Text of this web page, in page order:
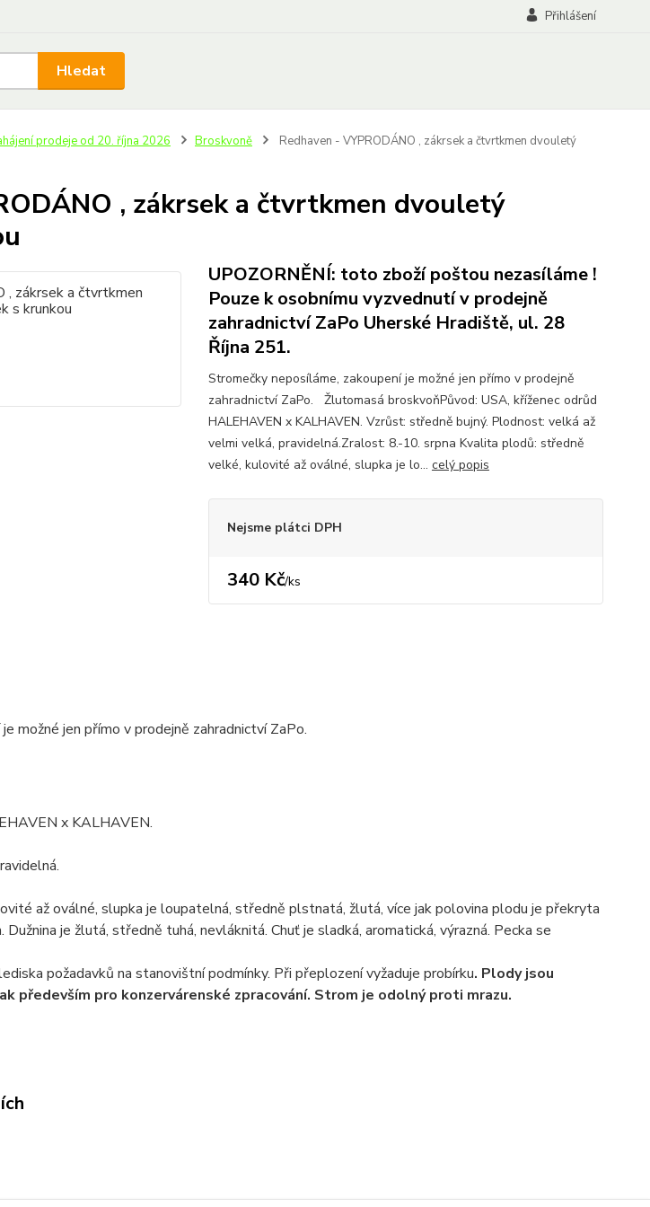
Přihlášení
Hledat
prodeje od 20. října 2026 Broskvoně
Redhaven - VYPRODÁNO , zákrsek a čtvrtkmen dvouletý
, zákrsek a čtvrtkmen dvouletý
UPOZORNĚNÍ: toto zboží poštou nezasíláme !
Pouze k osobnímu vyzvednutí v prodejně
zahradnictví ZaPo Uherské Hradiště, ul. 28
Října 251.
Stromečky neposíláme, zakoupení je možné jen přímo v prodejně
zahradnictví ZaPo. Žlutomasá broskvoňPůvod: USA, kříženec odrůd
HALEHAVEN x KALHAVEN. Vzrůst: středně bujný. Plodnost: velká až
velmi velká, pravidelná.Zralost: 8.-10. srpna Kvalita plodů: středně
velké, kulovité až oválné, slupka je lo... celý popis
Nejsme plátci DPH
340 Kč/ks
možné jen přímo v prodejně zahradnictví ZaPo.
x KALHAVEN.
až oválné, slupka je loupatelná, středně plstnatá, žlutá, více jak polovina plodu je překryta
je žlutá, středně tuhá, nevláknitá. Chuť je sladká, aromatická, výrazná. Pecka se
požadavků na stanovištní podmínky. Při přeplození vyžaduje probírku. Plody jsou
především pro konzervárenské zpracování. Strom je odolný proti mrazu.